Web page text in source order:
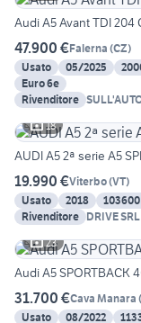
Audi A5 Avant TDI 204
47.900 €Falerna (CZ)
Usato
05/2025
Euro 6e
Rivenditore
18
AUDI A5 2ª serie A5
19.990 €Viterbo(VT)
Usato
2018
Rivenditore DRIVE SRL
23
Audi A5 SPORTBACK
31.700 €Cava Manara (
Usato
08/2022